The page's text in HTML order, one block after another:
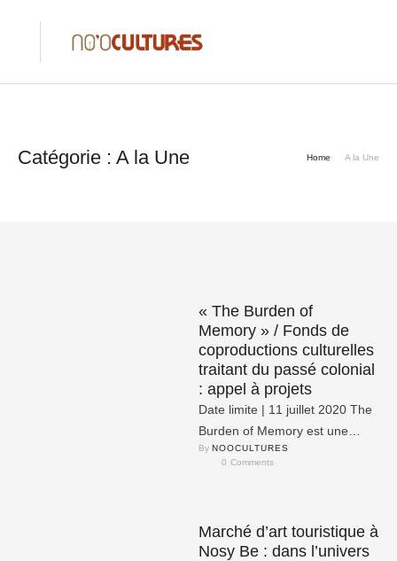
Catégorie : A la Une Home A la Une
« The Burden of
Memory » / Fonds de
coproductions culturelles
traitant du passé colonial
: appel à projets
Date limite | 11 juillet 2020 The
Burden of Memory est une
plateforme pour les opérateurs
By NOOCULTURES
0 Comments
Marché d’art touristique à
Nosy Be : dans l’univers